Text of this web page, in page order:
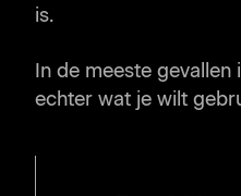
is.
In de meeste gevallen
echter wat je wilt